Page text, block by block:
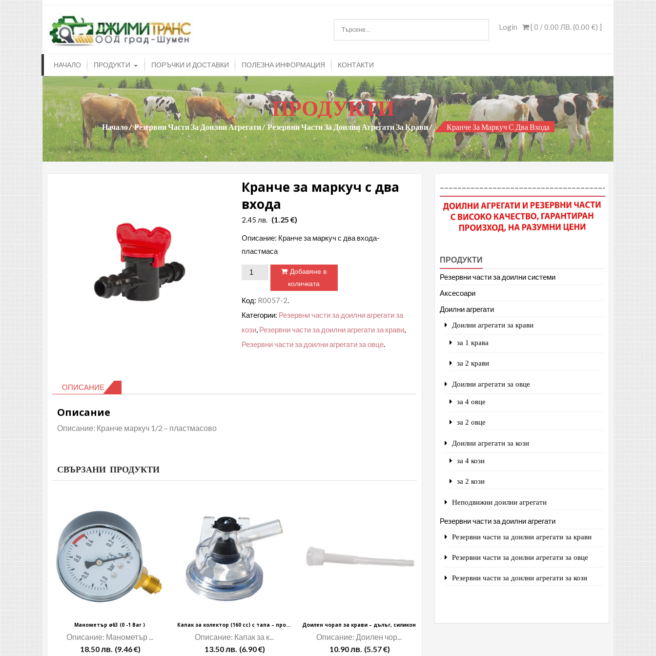
Доилни агрегати и резервни части за тях
[ 0 /0.00 ЛВ. (0.00 €) ]
Login
НАЧАЛО ПРОДУКТИ ПОРЪЧКИ И ДОСТАВКИ ПОЛЕЗНА ИНФОРМАЦИЯ КОНТАКТИ
ПРОДУКТИ
Начало Резервни Части За Доилни Агрегати Резервни Части За Доилни Агрегати За Крави Кранче За Маркуч С Два Входа
Кранче за маркуч с два
входа
2.45 лв. (1.25 €)
Описание: Кранче за маркуч с два входа-
пластмаса
количество
Кранче
два
Добавяне в
количката
Код: R0057-2
Категории: Резервни части за доилни агрегати за
кози Резервни части за доилни агрегати за крави
Резервни части за доилни агрегати за овце
ОПИСАНИЕ
Описание
Описание: Кранче маркуч 1/2 – пластмасово
СВЪРЗАНИ ПРОДУКТИ
Манометър ø63 (0 -1 Bar )
Описание: Манометър ...
18.50 лв. (9.46 €)
Капак за колектор (160 сс) с тапа – прозрачен
Описание: Капак за к...
13.50 лв. (6.90 €)
Доилен чорап за крави – дълъг, силикон
Описание: Доилен чор...
10.90 лв. (5.57 €)
–––––––––––––––––––––––––––––––––––––-
ПРОДУКТИ
Резервни части за доилни системи
Аксесоари
Доилни агрегати
Доилни агрегати за крави
за 1 крава
за 2 крави
Доилни агрегати за овце
за 4 овце
за 2 овце
Доилни агрегати за кози
за 4 кози
за 2 кози
Неподвижни доилни агрегати
Резервни части за доилни агрегати
Резервни части за доилни агрегати за крави
Резервни части за доилни агрегати за овце
Резервни части за доилни агрегати за кози